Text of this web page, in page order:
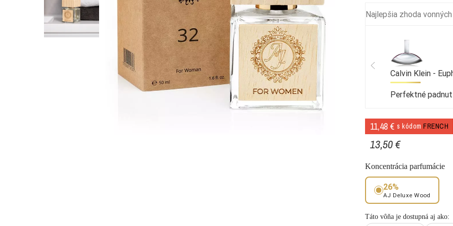
Najlepšia zhoda
Calvin Klein -
Perfektné
11,48 € s kódom FRENCH
13,50 €
Koncentrácia parfumácie
26%
AJ Deluxe Wood
Táto vôňa je dostupná aj ako: